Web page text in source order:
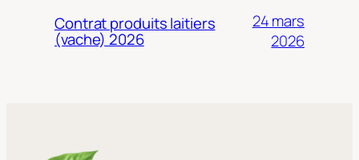
Contrat produits laitiers
(vache) 2026
24 mars
2026